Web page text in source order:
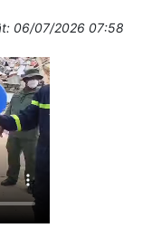
06/07/2026 07:58